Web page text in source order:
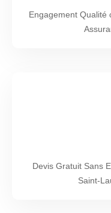
Engagement Qualité
Devis Gratuit Sans
Saint-